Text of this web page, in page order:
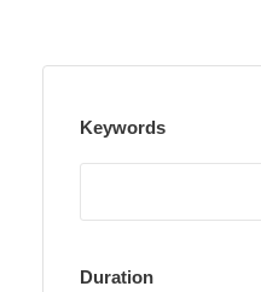
Keywords
Duration